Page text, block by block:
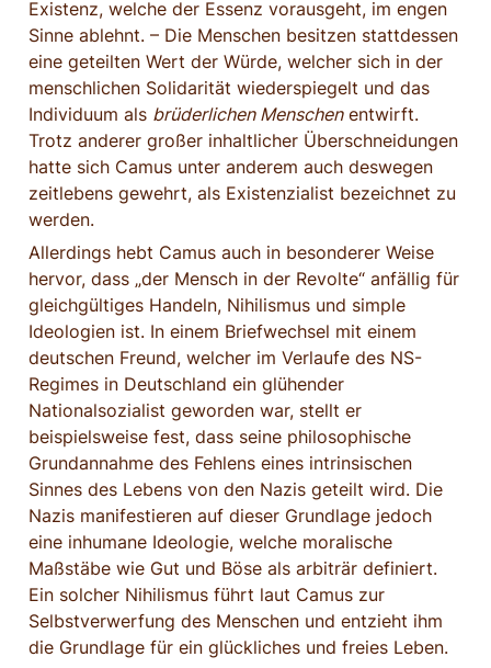
Existenz, welche der Essenz vorausgeht, im engen
Sinne ablehnt. – Die Menschen besitzen stattdessen
eine geteilten Wert der Würde, welcher sich in der
menschlichen Solidarität wiederspiegelt und das
Individuum als brüderlichen Menschen entwirft.
Trotz anderer großer inhaltlicher Überschneidungen
hatte sich Camus unter anderem auch deswegen
zeitlebens gewehrt, als Existenzialist bezeichnet zu
werden.
Allerdings hebt Camus auch in besonderer Weise
hervor, dass „der Mensch in der Revolte“ anfällig für
gleichgültiges Handeln, Nihilismus und simple
Ideologien ist. In einem Briefwechsel mit einem
deutschen Freund, welcher im Verlaufe des NS-
Regimes in Deutschland ein glühender
Nationalsozialist geworden war, stellt er
beispielsweise fest, dass seine philosophische
Grundannahme des Fehlens eines intrinsischen
Sinnes des Lebens von den Nazis geteilt wird. Die
Nazis manifestieren auf dieser Grundlage jedoch
eine inhumane Ideologie, welche moralische
Maßstäbe wie Gut und Böse als arbiträr definiert.
Ein solcher Nihilismus führt laut Camus zur
Selbstverwerfung des Menschen und entzieht ihm
die Grundlage für ein glückliches und freies Leben.